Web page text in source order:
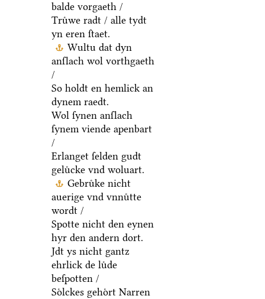
balde vorgaeth /
Truͤwe radt / alle tydt
yn eren ſtaet.
Wultu dat dyn
anſlach wol vorthgaeth
/
So holdt en hemlick an
dynem raedt.
Wol ſynen anſlach
ſynem viende apenbart
/
Erlanget ſelden gudt
geluͤcke vnd woluart.
Gebruͤke nicht
auerige vnd vnnuͤtte
wordt /
Spotte nicht den eynen
hyr den andern dort.
Jdt ys nicht gantz
ehrlick de luͤde
beſpotten /
Soͤlckes gehoͤrt Narren